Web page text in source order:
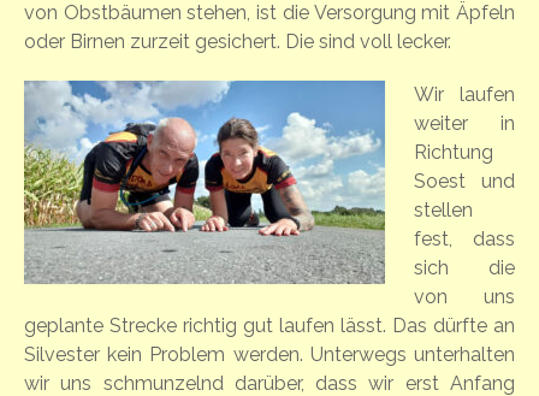
von Obstbäumen stehen, ist die Versorgung mit Äpfeln
oder Birnen zurzeit gesichert. Die sind voll lecker.
Wir laufen
weiter in
Richtung
Soest und
stellen
fest, dass
sich die
von uns
geplante Strecke richtig gut laufen lässt. Das dürfte an
Silvester kein Problem werden. Unterwegs unterhalten
wir uns schmunzelnd darüber, dass wir erst Anfang